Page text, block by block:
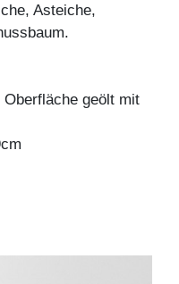
Asteiche,
Oberfläche geölt mit